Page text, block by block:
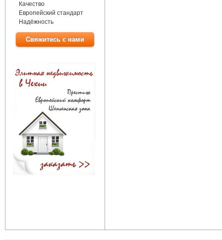
Качество
Европейский стандарт
Надёжность
Свяжитесь с нами